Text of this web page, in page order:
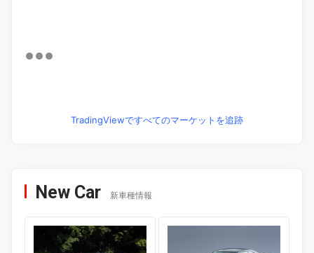
TradingViewですべてのマーケットを追跡
New Car 新車種情報